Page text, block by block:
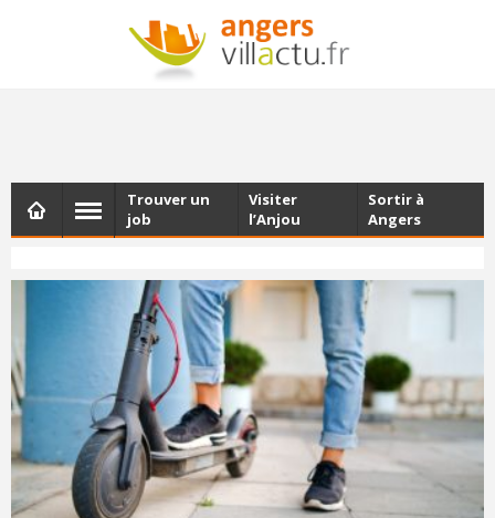
NEWSLETTER
Les dernières actualités d'Angers, chaque vendredi dans
Trouver un
job
Visiter
l’Anjou
Sortir à
Angers